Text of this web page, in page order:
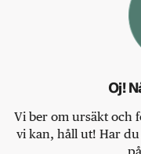
Oj!
Vi ber om ursäkt och
vi kan, håll ut! Har